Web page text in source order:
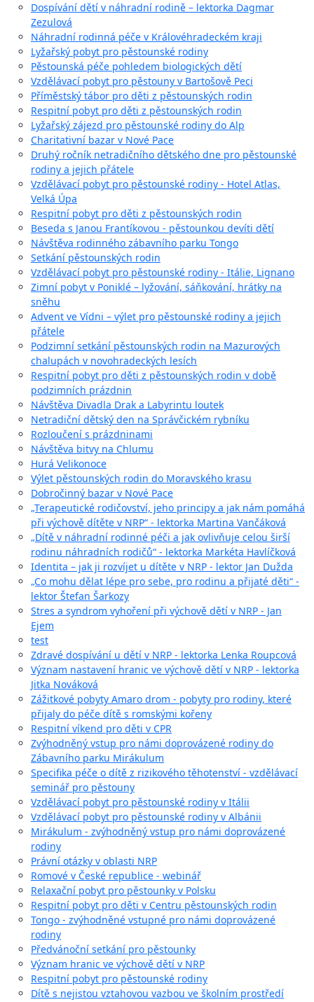
Dospívání dětí v náhradní rodině – lektorka Dagmar
Zezulová
Náhradní rodinná péče v Královéhradeckém kraji
Lyžařský pobyt pro pěstounské rodiny
Pěstounská péče pohledem biologických dětí
Vzdělávací pobyt pro pěstouny v Bartošově Peci
Příměstský tábor pro děti z pěstounských rodin
Respitní pobyt pro děti z pěstounských rodin
Lyžařský zájezd pro pěstounské rodiny do Alp
Charitativní bazar v Nové Pace
Druhý ročník netradičního dětského dne pro pěstounské
rodiny a jejich přátele
Vzdělávací pobyt pro pěstounské rodiny - Hotel Atlas,
Velká Úpa
Respitní pobyt pro děti z pěstounských rodin
Beseda s Janou Frantíkovou - pěstounkou devíti dětí
Návštěva rodinného zábavního parku Tongo
Setkání pěstounských rodin
Vzdělávací pobyt pro pěstounské rodiny - Itálie, Lignano
Zimní pobyt v Poniklé – lyžování, sáňkování, hrátky na
sněhu
Advent ve Vídni – výlet pro pěstounské rodiny a jejich
přátele
Podzimní setkání pěstounských rodin na Mazurových
chalupách v novohradeckých lesích
Respitní pobyt pro děti z pěstounských rodin v době
podzimních prázdnin
Návštěva Divadla Drak a Labyrintu loutek
Netradiční dětský den na Správčickém rybníku
Rozloučení s prázdninami
Návštěva bitvy na Chlumu
Hurá Velikonoce
Výlet pěstounských rodin do Moravského krasu
Dobročinný bazar v Nové Pace
„Terapeutické rodičovství, jeho principy a jak nám pomáhá
při výchově dítěte v NRP“ - lektorka Martina Vančáková
„Dítě v náhradní rodinné péči a jak ovlivňuje celou širší
rodinu náhradních rodičů“ - lektorka Markéta Havlíčková
Identita – jak ji rozvíjet u dítěte v NRP - lektor Jan Dužda
„Co mohu dělat lépe pro sebe, pro rodinu a přijaté děti“ -
lektor Štefan Šarkozy
Stres a syndrom vyhoření při výchově dětí v NRP - Jan
Ejem
test
Zdravé dospívání u dětí v NRP - lektorka Lenka Roupcová
Význam nastavení hranic ve výchově dětí v NRP - lektorka
Jitka Nováková
Zážitkové pobyty Amaro drom - pobyty pro rodiny, které
přijaly do péče dítě s romskými kořeny
Respitní víkend pro děti v CPR
Zvýhodněný vstup pro námi doprovázené rodiny do
Zábavního parku Mirákulum
Specifika péče o dítě z rizikového těhotenství - vzdělávací
seminář pro pěstouny
Vzdělávací pobyt pro pěstounské rodiny v Itálii
Vzdělávací pobyt pro pěstounské rodiny v Albánii
Mirákulum - zvýhodněný vstup pro námi doprovázené
rodiny
Právní otázky v oblasti NRP
Romové v České republice - webinář
Relaxační pobyt pro pěstounky v Polsku
Respitní pobyt pro děti v Centru pěstounských rodin
Tongo - zvýhodněné vstupné pro námi doprovázené
rodiny
Předvánoční setkání pro pěstounky
Význam hranic ve výchově dětí v NRP
Respitní pobyt pro pěstounské rodiny
Dítě s nejistou vztahovou vazbou ve školním prostředí